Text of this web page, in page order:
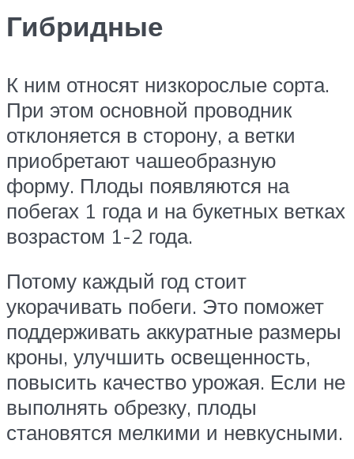
Гибридные
К ним относят низкорослые сорта.
При этом основной проводник
отклоняется в сторону, а ветки
приобретают чашеобразную
форму. Плоды появляются на
побегах 1 года и на букетных ветках
возрастом 1-2 года.
Потому каждый год стоит
укорачивать побеги. Это поможет
поддерживать аккуратные размеры
кроны, улучшить освещенность,
повысить качество урожая. Если не
выполнять обрезку, плоды
становятся мелкими и невкусными.